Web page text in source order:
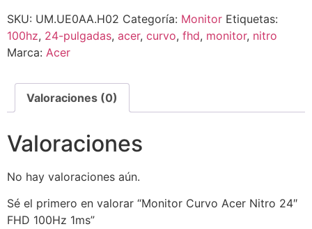
SKU: UM.UE0AA.H02 Categoría: Monitor Etiquetas:
100hz, 24-pulgadas, acer, curvo, fhd, monitor, nitro
Marca: Acer
Valoraciones (0)
Valoraciones
No hay valoraciones aún.
Sé el primero en valorar “Monitor Curvo Acer Nitro 24″
FHD 100Hz 1ms”